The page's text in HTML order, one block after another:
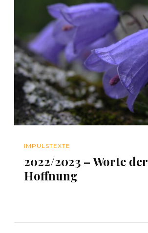
IMPULSTEXTE
2022/2023 – Worte der
Hoffnung